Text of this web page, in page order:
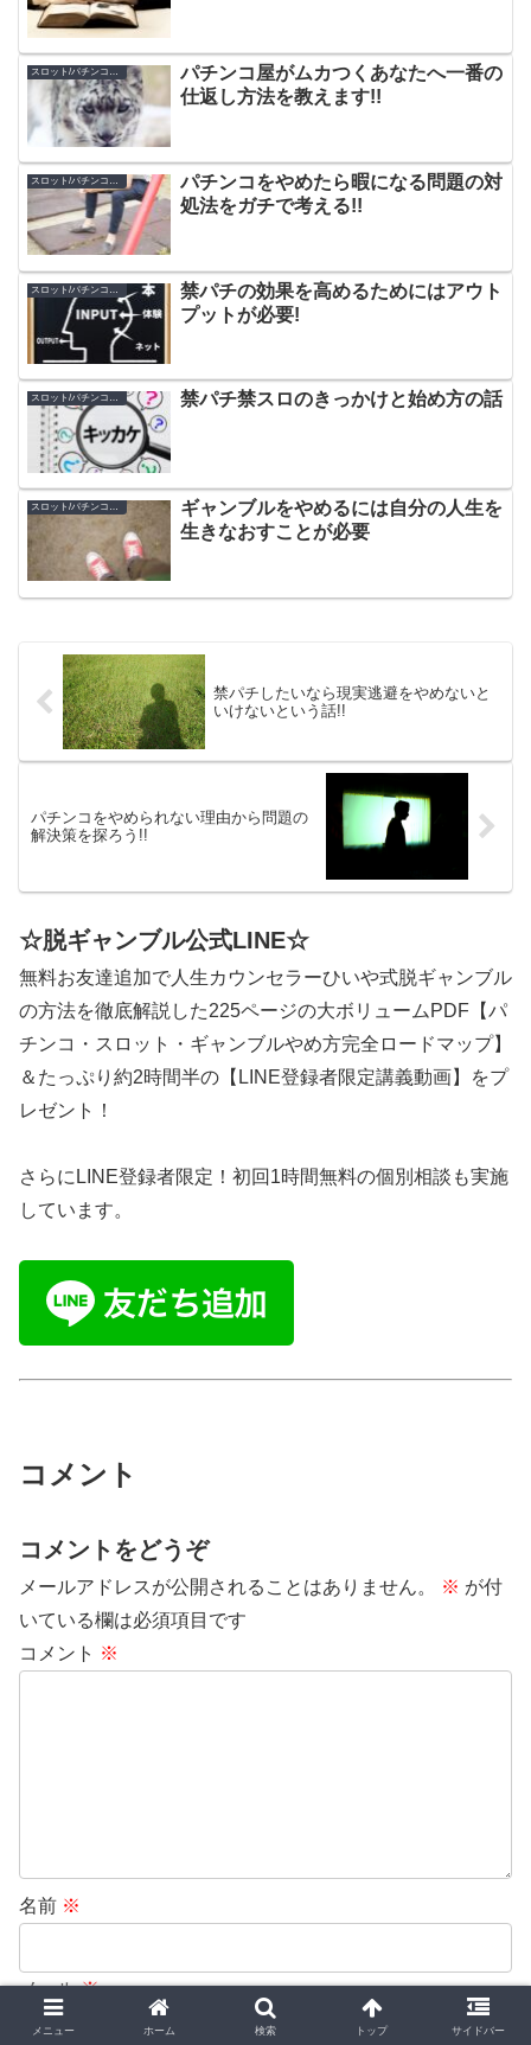
スロット/パチンコのやめ方
パチンコ屋がムカつくあなたへ一番の
仕返し方法を教えます!!
スロット/パチンコのやめ方
パチンコをやめたら暇になる問題の対
処法をガチで考える!!
禁パチの効果を高めるためにはアウト
プットが必要!
スロット/パチンコのやめ方 禁パチ禁スロのきっかけと始め方の話
スロット/パチンコのやめ方
ギャンブルをやめるには自分の人生を
生きなおすことが必要
禁パチしたいなら現実逃避をやめないと
いけないという話!!
パチンコをやめられない理由から問題の
解決策を探ろう!!
☆脱ギャンブル公式LINE☆
無料お友達追加で人生カウンセラーひいや式脱ギャンブル
の方法を徹底解説した225ページの大ボリュームPDF【パ
チンコ・スロット・ギャンブルやめ方完全ロードマップ】
＆たっぷり約2時間半の【LINE登録者限定講義動画】をプ
レゼント！
さらにLINE登録者限定！初回1時間無料の個別相談も実施
しています。
コメント
コメントをどうぞ
メールアドレスが公開されることはありません。 ※ が付
いている欄は必須項目です
コメント ※
名前 ※
メール※
メニュー ホーム 検索 トップ サイドバー